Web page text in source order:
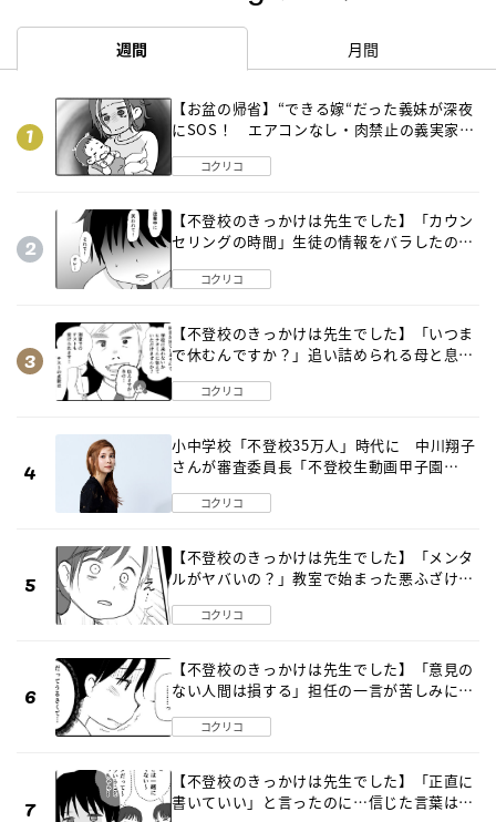
週間 月間
【お盆の帰省】“できる嫁“だった義妹が深夜
にSOS！ エアコンなし・肉禁止の義実家ル
コクリコ
【不登校のきっかけは先生でした】「カウン
セリングの時間」生徒の情報をバラしたの
コクリコ
【不登校のきっかけは先生でした】「いつま
で休むんですか？」追い詰められる母と息子
コクリコ
小中学校「不登校35万人」時代に 中川翔子
さんが審査委員長「不登校生動画甲子園
コクリコ
【不登校のきっかけは先生でした】「メンタ
ルがヤバいの？」教室で始まった悪ふざけ
コクリコ
【不登校のきっかけは先生でした】「意見の
ない人間は損する」担任の一言が苦しみに…
コクリコ
【不登校のきっかけは先生でした】「正直に
書いていい」と言ったのに…信じた言葉は噓